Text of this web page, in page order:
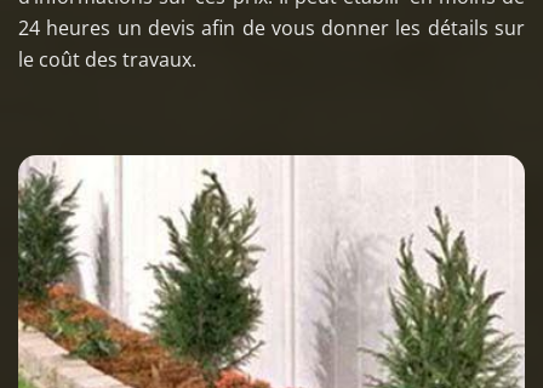
24 heures un devis afin de vous donner les détails sur
le coût des travaux.